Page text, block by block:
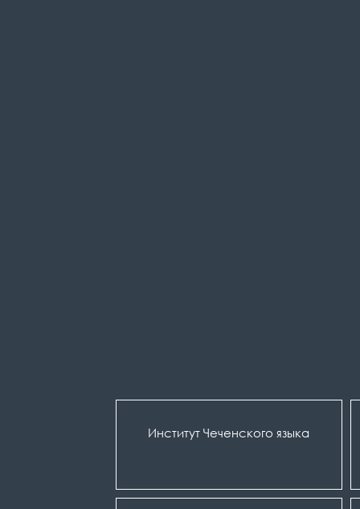
Институт Чеченского языка